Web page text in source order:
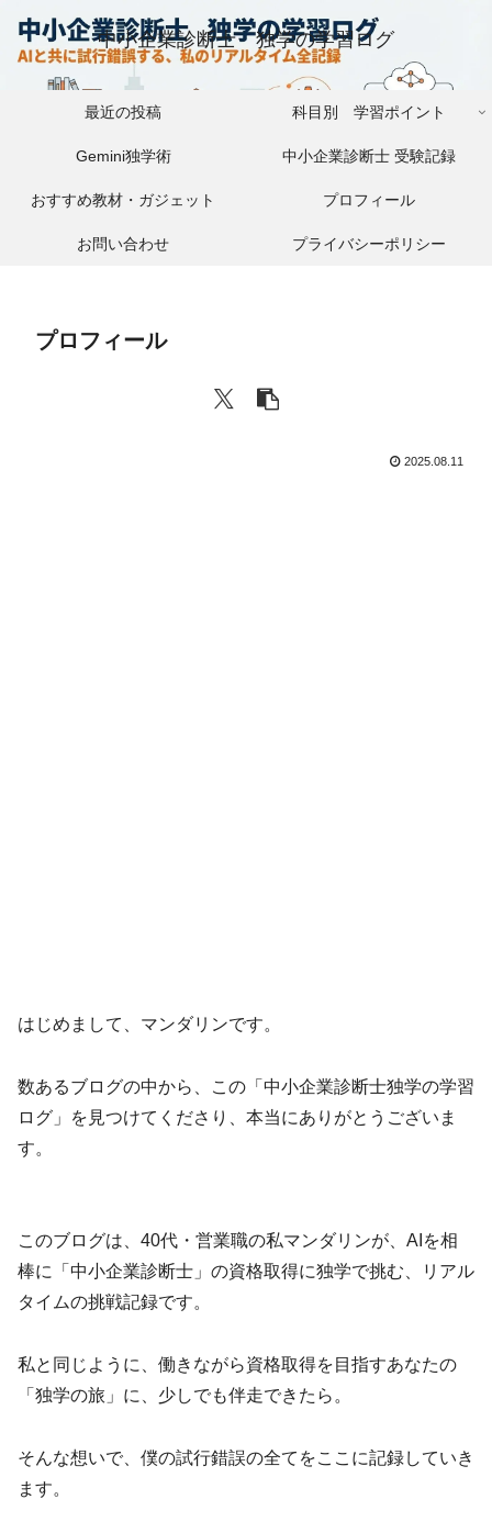
中小企業診断士 独学の学習ログ
最近の投稿 科目別 学習ポイント
Gemini独学術 中小企業診断士 受験記録
おすすめ教材・ガジェット プロフィール
お問い合わせ プライバシーポリシー
プロフィール
2025.08.11
はじめまして、マンダリンです。
数あるブログの中から、この「中小企業診断士独学の学習
ログ」を見つけてくださり、本当にありがとうございま
す。
このブログは、40代・営業職の私マンダリンが、AIを相
棒に「中小企業診断士」の資格取得に独学で挑む、リアル
タイムの挑戦記録です。
私と同じように、働きながら資格取得を目指すあなたの
「独学の旅」に、少しでも伴走できたら。
そんな想いで、僕の試行錯誤の全てをここに記録していき
ます。